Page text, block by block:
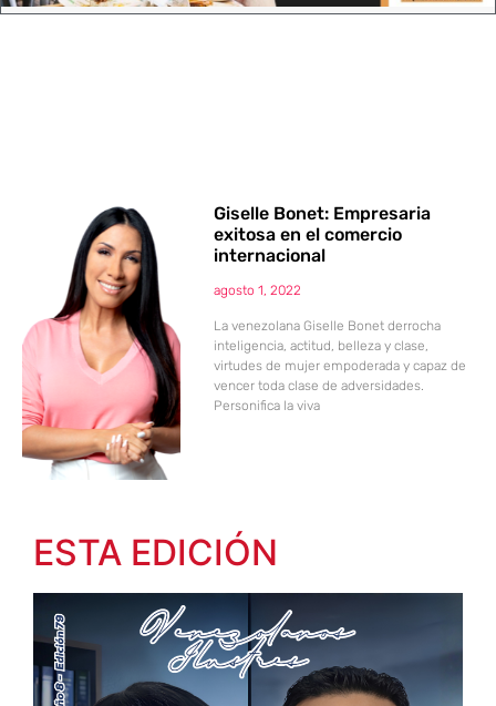
Giselle Bonet: Empresaria
exitosa en el comercio
internacional
agosto 1, 2022
La venezolana Giselle Bonet derrocha
inteligencia, actitud, belleza y clase,
virtudes de mujer empoderada y capaz de
vencer toda clase de adversidades.
Personifica la viva
ESTA EDICIÓN